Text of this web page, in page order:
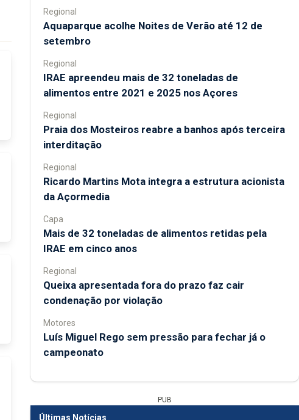
Regional
Aquaparque acolhe Noites de Verão até 12 de
setembro
Regional
IRAE apreendeu mais de 32 toneladas de
alimentos entre 2021 e 2025 nos Açores
Regional
Praia dos Mosteiros reabre a banhos após terceira
interditação
Regional
Ricardo Martins Mota integra a estrutura acionista
da Açormedia
Capa
Mais de 32 toneladas de alimentos retidas pela
IRAE em cinco anos
Regional
Queixa apresentada fora do prazo faz cair
condenação por violação
Motores
Luís Miguel Rego sem pressão para fechar já o
campeonato
PUB
Últimas Notícias